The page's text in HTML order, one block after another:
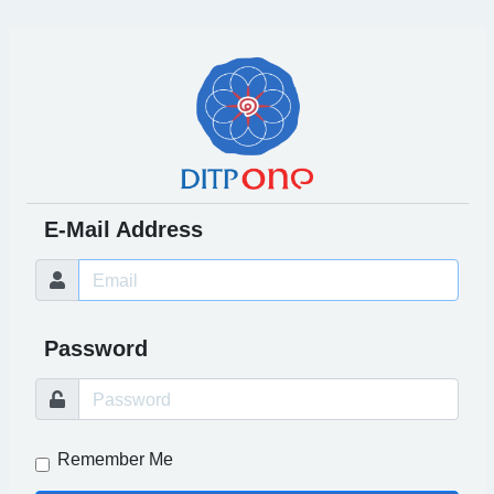
E-Mail Address
Password
Remember Me